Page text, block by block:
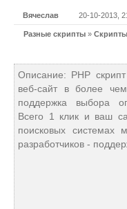
Вячеслав 20-10-2013,
Разные скрипты » Скрипты
Описание: PHP
веб-сайт в более
поддержка выбора
Всего 1 клик и ваш
поисковых системах
разработчиков -